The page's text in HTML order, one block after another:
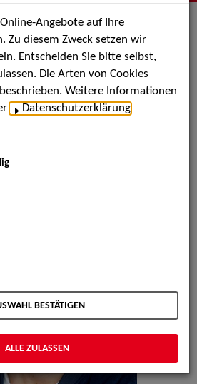
als PDF speichern
Angebote auf Ihre
Zu diesem Zweck setzen wir
Entscheiden Sie bitte selbst,
Die Arten von Cookies
Weitere Informationen
Datenschutzerklärung
BESTÄTIGEN
ALLE ZULASSEN